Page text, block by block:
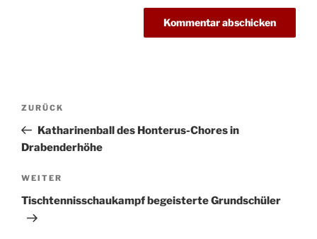
Beitragsnavigation
Vorheriger
Beitrag
ZURÜCK
Katharinenball des Honterus-Chores in
Drabenderhöhe
Nächster
Beitrag
WEITER
Tischtennisschaukampf begeisterte Grundschüler